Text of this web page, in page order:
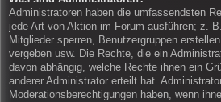
Administratoren haben die umfassendsten
jede Art von Aktion im Forum ausführen; z.
Mitglieder sperren, Benutzergruppen
vergeben usw. Die Rechte, die ein
davon abhängig, welche Rechte ihnen ein
anderer Administrator erteilt hat.
Moderationsberechtigungen haben, wenn